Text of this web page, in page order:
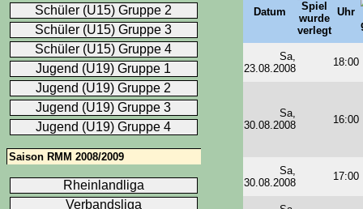
Datum Uhr
Sa,
23.08.2008
18:00
Sa,
30.08.2008
16:00
Sa,
30.08.2008
17:00
Schüler (U15) Gruppe 2
Schüler (U15) Gruppe 3
Schüler (U15) Gruppe 4
Jugend (U19) Gruppe 1
Jugend (U19) Gruppe 2
Jugend (U19) Gruppe 3
Jugend (U19) Gruppe 4
Saison RMM 2008/2009
Rheinlandliga
Verbandsliga